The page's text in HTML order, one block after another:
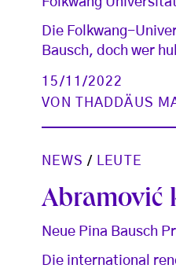
Die Folkwang-
Bausch, doch wer
15/11/2022
VON
THADDÄUS
NEWS / LEUTE
Abramović
Neue Pina Bausch
Die international